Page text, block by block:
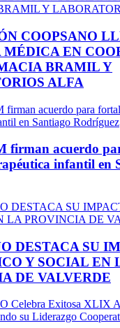
COOPSANO
MÉDICA EN
BRAMIL Y
ALFA
firman acuerdo
infantil en
DESTACA SU
Y SOCIAL EN
DE VALVERDE